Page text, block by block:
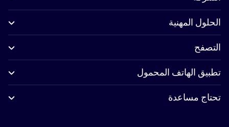
الحلول المهنية
التصفح
تطبيق الهاتف المحمول
تحتاج مساعدة